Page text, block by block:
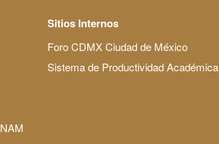
Sitios Internos
Foro CDMX Ciudad de México
Sistema de Productividad Académica